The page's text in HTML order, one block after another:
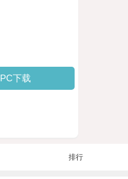
PC下载
排行